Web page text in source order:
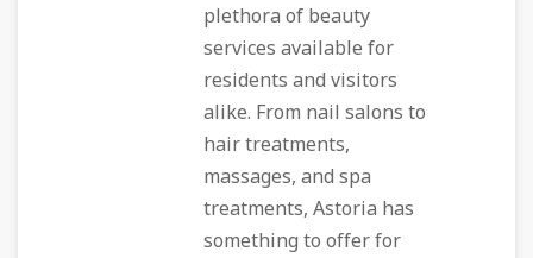
plethora of beauty
services available for
residents and visitors
alike. From nail salons to
hair treatments,
massages, and spa
treatments, Astoria has
something to offer for